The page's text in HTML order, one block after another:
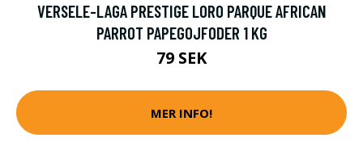
VERSELE-LAGA PRESTIGE LORO PARQUE AFRICAN
PARROT PAPEGOJFODER 1 KG
79 SEK
MER INFO!